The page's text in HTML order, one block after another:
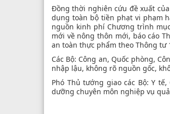
Đồng thời nghiên cứu đề xuất
dụng toàn bộ tiền phạt vi phạm
nguồn kinh phí Chương trình
mới về nông thôn mới, báo cáo
an toàn thực phẩm theo Thông tư
Các Bộ: Công an, Quốc phòng,
nhập lậu, không rõ nguồn gốc,
Phó Thủ tướng giao các Bộ: Y
dưỡng chuyên môn nghiệp vụ